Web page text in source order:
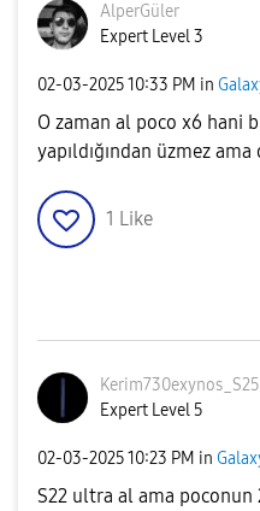
AlperGüler
Expert Level 3
‎02-03-202510:33 PM in
O zaman al poco x6 hani
yapıldığından üzmez
1 Like
Kerim730exynos_
Expert Level 5
‎02-03-202510:23 PM in
S22 ultra al ama poconun